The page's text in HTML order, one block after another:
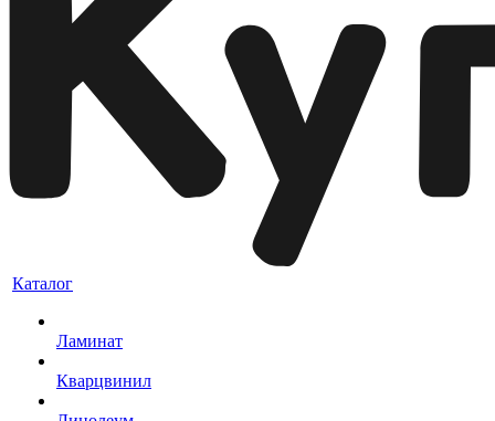
Каталог
Ламинат
Кварцвинил